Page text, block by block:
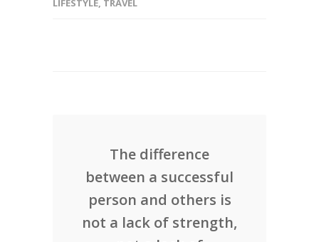
LIFESTYLE, TRAVEL
The difference
between a successful
person and others is
not a lack of strength,